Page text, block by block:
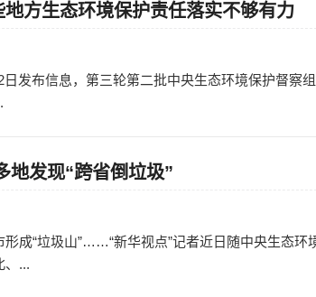
方生态环境保护责任落实不够有力
发布信息，第三轮第二批中央生态环境保护督察
地发现“跨省倒垃圾”
成“垃圾山”……“新华视点”记者近日随中央生态环
、...